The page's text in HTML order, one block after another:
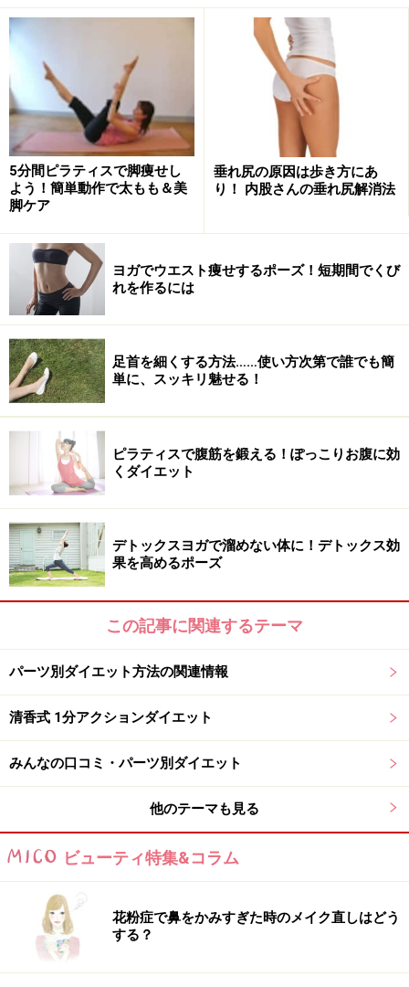
【その1】基礎代謝がアップする！『起きた
ら背伸び』
両腕を思いっきり伸ばし背伸びをするときは、
ストレッ
チと同時に体幹をしっかり使っています。体を支えるた
めに、腹筋や背筋などの大きな筋肉を使い姿勢をキープ
することで、エネルギー消費がしやすくなり、ダイエッ
ト効果も期待できます！
肩や腰が痛い時はお休みしましょう
【背伸びのポイント】
・ ゆっくりとした深呼吸と共におこなってください
・ 腰に痛みがあるときはお休みします
・ 回数よりも、気持ちよく伸ばすことが大切です
【その2】自律神経を刺激する『朝シャワ
ー』
自律神経を整えることはダイエットの成功に欠かせない！
冬の朝は気温が低いだけでなく、私たちの体も冷えてい
る状態で、体温が低くなりがちです。人間の基礎体温や
基礎代謝は、自律神経と密接なつながりがあります。 そ
の一つとして、副交感神経が働いている時は、交感神経
が働いている時よりも体温が低いと言われています。
寝起きでまだボーっとしている状態から、朝シャワーで
交感神経へと自律神経を切り替えることで、基礎体温を
上げるサポートにもなります。
ただ、安易にシャワーに頼るというよりも、早起きを心
5分間ピラティスで脚痩せし
よう！簡単動作で太もも＆美
脚ケア
垂れ尻の原因は歩き方にあ
り！ 内股さんの垂れ尻解消法
ヨガでウエスト痩せするポーズ！短期間でくび
れを作るには
足首を細くする方法……使い方次第で誰でも簡
単に、スッキリ魅せる！
ピラティスで腹筋を鍛える！ぽっこりお腹に効
くダイエット
デトックスヨガで溜めない体に！デトックス効
果を高めるポーズ
この記事に関連するテーマ
パーツ別ダイエット方法の関連情報
清香式 1分アクションダイエット
みんなの口コミ・パーツ別ダイエット
他のテーマも見る
ビューティ特集&コラム
花粉症で鼻をかみすぎた時のメイク直しはどう
する？